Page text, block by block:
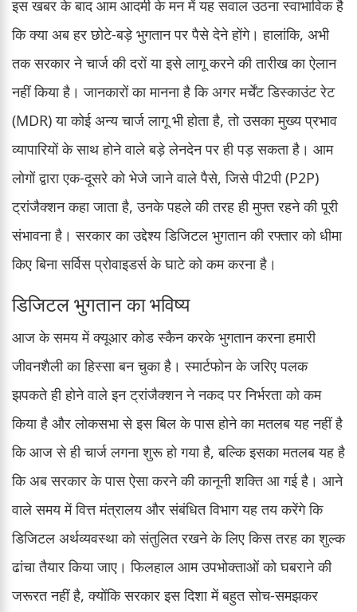
इस खबर के बाद आम आदमी के मन में यह सवाल उठना स्वाभाविक है
कि क्या अब हर छोटे-बड़े भुगतान पर पैसे देने होंगे। हालांकि, अभी
तक सरकार ने चार्ज की दरों या इसे लागू करने की तारीख का ऐलान
नहीं किया है। जानकारों का मानना है कि अगर मर्चेंट डिस्काउंट रेट
(MDR) या कोई अन्य चार्ज लागू भी होता है, तो उसका मुख्य प्रभाव
व्यापारियों के साथ होने वाले बड़े लेनदेन पर ही पड़ सकता है। आम
लोगों द्वारा एक-दूसरे को भेजे जाने वाले पैसे, जिसे पी2पी (P2P)
ट्रांजैक्शन कहा जाता है, उनके पहले की तरह ही मुफ्त रहने की पूरी
संभावना है। सरकार का उद्देश्य डिजिटल भुगतान की रफ्तार को धीमा
किए बिना सर्विस प्रोवाइडर्स के घाटे को कम करना है।
डिजिटल भुगतान का भविष्य
आज के समय में क्यूआर कोड स्कैन करके भुगतान करना हमारी
जीवनशैली का हिस्सा बन चुका है। स्मार्टफोन के जरिए पलक
झपकते ही होने वाले इन ट्रांजैक्शन ने नकद पर निर्भरता को कम
किया है और लोकसभा से इस बिल के पास होने का मतलब यह नहीं है
कि आज से ही चार्ज लगना शुरू हो गया है, बल्कि इसका मतलब यह है
कि अब सरकार के पास ऐसा करने की कानूनी शक्ति आ गई है। आने
वाले समय में वित्त मंत्रालय और संबंधित विभाग यह तय करेंगे कि
डिजिटल अर्थव्यवस्था को संतुलित रखने के लिए किस तरह का शुल्क
ढांचा तैयार किया जाए। फिलहाल आम उपभोक्ताओं को घबराने की
जरूरत नहीं है, क्योंकि सरकार इस दिशा में बहुत सोच-समझकर